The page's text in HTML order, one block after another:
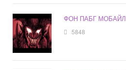
ФОН ПАБГ МОБАЙЛ
5848